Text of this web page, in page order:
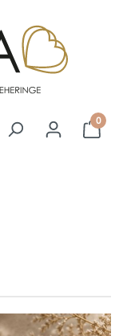
0